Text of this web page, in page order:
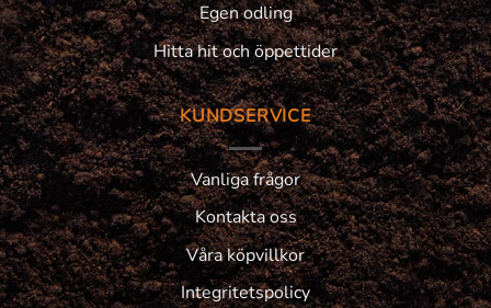
Egen odling
Hitta hit och öppettider
KUNDSERVICE
Vanliga frågor
Kontakta oss
Våra köpvillkor
Integritetspolicy